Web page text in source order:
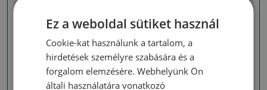
Ez a weboldal sütiket használ
Cookie-kat használunk a tartalom, a
hirdetések személyre szabására és a
forgalom elemzésére. Webhelyünk Ön
általi használatára vonatkozó